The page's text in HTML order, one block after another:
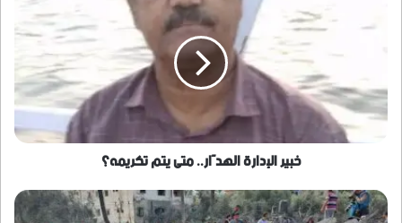
الهدَّار..
تكريمه؟
خبير الإدارة الهدَّار.. متى يتم تكريمه؟
فلسطينيون